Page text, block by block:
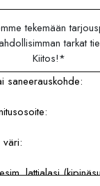
tekemään
tarkat
Kiitos!*